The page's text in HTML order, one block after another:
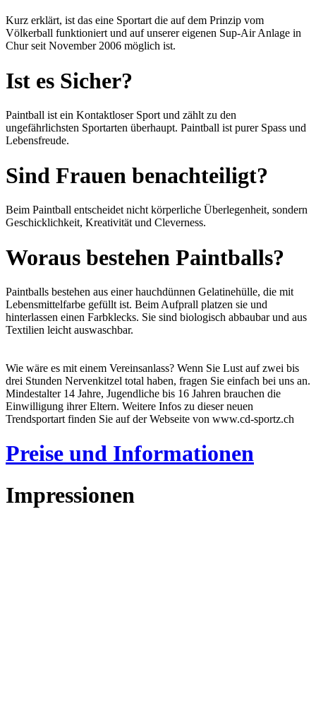
Kurz erklärt, ist das eine Sportart die auf dem Prinzip vom
Völkerball funktioniert und auf unserer eigenen Sup-Air Anlage in
Chur seit November 2006 möglich ist.
Ist es Sicher?
Paintball ist ein Kontaktloser Sport und zählt zu den
ungefährlichsten Sportarten überhaupt. Paintball ist purer Spass und
Lebensfreude.
Sind Frauen benachteiligt?
Beim Paintball entscheidet nicht körperliche Überlegenheit, sondern
Geschicklichkeit, Kreativität und Cleverness.
Woraus bestehen Paintballs?
Paintballs bestehen aus einer hauchdünnen Gelatinehülle, die mit
Lebensmittelfarbe gefüllt ist. Beim Aufprall platzen sie und
hinterlassen einen Farbklecks. Sie sind biologisch abbaubar und aus
Textilien leicht auswaschbar.
Wie wäre es mit einem Vereinsanlass? Wenn Sie Lust auf zwei bis
drei Stunden Nervenkitzel total haben, fragen Sie einfach bei uns an.
Mindestalter 14 Jahre, Jugendliche bis 16 Jahren brauchen die
Einwilligung ihrer Eltern. Weitere Infos zu dieser neuen
Trendsportart finden Sie auf der Webseite von www.cd-sportz.ch
Preise und Informationen
Impressionen